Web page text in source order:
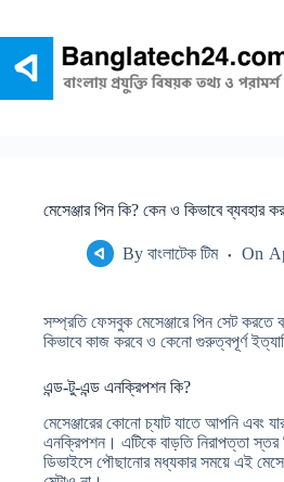
মেসেঞ্জার পিন কি? কেন ও কিভাবে ব্যবহার
By বাংলাটেক টিম On
সম্প্রতি ফেসবুক মেসেঞ্জারে পিন সেট করতে
কিভাবে কাজ করবে ও কেনো গুরুত্বপূর্ণ
এন্ড-টু-এন্ড এনক্রিপশন কি?
মেসেঞ্জারের কোনো চ্যাট যাতে আপনি এবং
এনক্রিপশন। এটিকে বাড়তি নিরাপত্তা
ডিভাইসে পৌছানোর মধ্যকার সময়ে এই